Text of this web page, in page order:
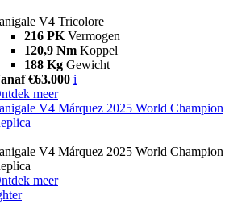
V4 Tricolore
216 PK Vermogen
120,9 Nm Koppel
188 Kg Gewicht
€63.000 i
meer
V4 Márquez 2025 World Champion
V4 Márquez 2025 World Champion
meer